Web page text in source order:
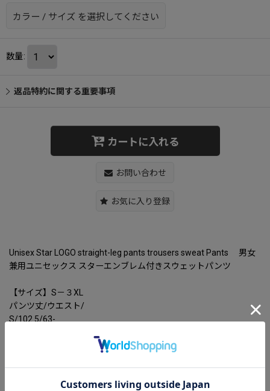
カラー / サイズ を選択してください
数量:
返品特約に関する重要事項
カートに入れる
お問い合わせ
お気に入り登録
Unisex Star LOGO straight-leg pants trousers sweat Pants 男女
兼用ユニセックス スターエンブレム付きスウェットパンツ
【サイズ】S－３XL
パンツ丈/ウエスト/
S/102.5/63-
3XL/109/78-cm